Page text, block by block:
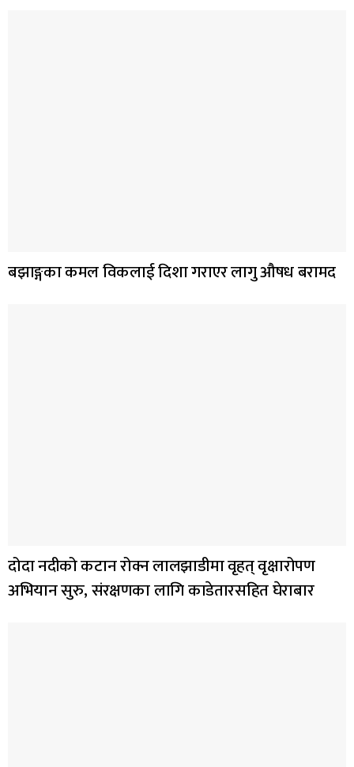
बझाङ्गका कमल विकलाई दिशा गराएर लागु औषध बरामद
दोदा नदीको कटान रोक्न लालझाडीमा वृहत् वृक्षारोपण
अभियान सुरु, संरक्षणका लागि काडेतारसहित घेराबार